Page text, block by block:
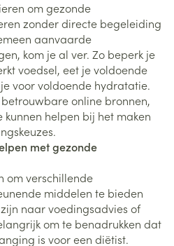
om gezonde
zonder directe begeleiding
aanvaarde
kom je al ver. Zo beperk je
voedsel, eet je voldoende
voor voldoende hydratatie.
online bronnen,
helpen bij het maken
met gezonde
om verschillende
middelen te bieden
naar voedingsadvies of
om te benadrukken dat
is voor een diëtist.